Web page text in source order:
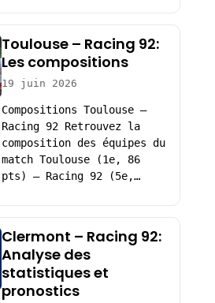
Toulouse – Racing 92:
Les compositions
19 juin 2026
Compositions Toulouse –
Racing 92 Retrouvez la
composition des équipes du
match Toulouse (1e, 86
pts) – Racing 92 (5e,…
Clermont – Racing 92:
Analyse des
statistiques et
pronostics